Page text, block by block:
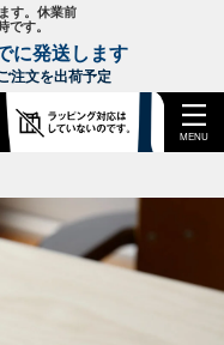
す。休業前
す。
に発送します
注文を出荷予定
MENU